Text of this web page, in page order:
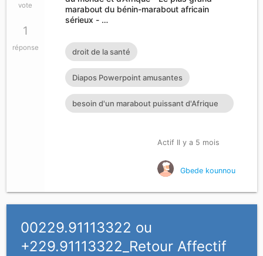
vote
1
réponse
marabout du bénin-marabout africain
sérieux - …
droit de la santé
Diapos Powerpoint amusantes
besoin d'un marabout puissant d'Afrique
Actif Il y a 5 mois
Gbede kounnou
00229.91113322 ou
+229.91113322_Retour Affectif